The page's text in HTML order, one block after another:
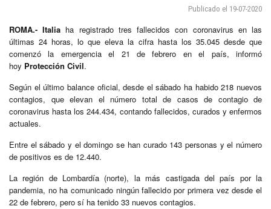
Publicado el 19-07-2020
ROMA.- Italia ha registrado tres fallecidos con coronavirus en las
últimas 24 horas, lo que eleva la cifra hasta los 35.045 desde que
comenzó la emergencia el 21 de febrero en el país, informó
hoy Protección Civil.
Según el último balance oficial, desde el sábado ha habido 218 nuevos
contagios, que elevan el número total de casos de contagio de
coronavirus hasta los 244.434, contando fallecidos, curados y enfermos
actuales.
Entre el sábado y el domingo se han curado 143 personas y el número
de positivos es de 12.440.
La región de Lombardía (norte), la más castigada del país por la
pandemia, no ha comunicado ningún fallecido por primera vez desde el
22 de febrero, pero sí ha tenido 33 nuevos contagios.